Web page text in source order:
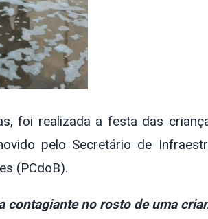
foi realizada a festa das
pelo Secretário de
(PCdoB).
contagiante no rosto de uma